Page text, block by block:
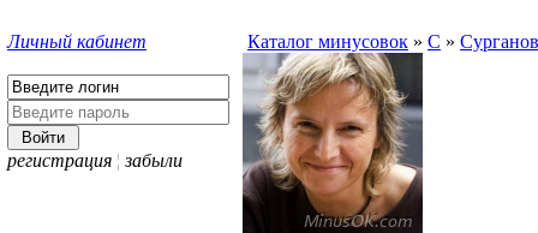
Личный кабинет
регистрация ¦ забыли
Каталог минусовок » С »